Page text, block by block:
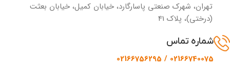
تهران، شهرک صنعتی پاسارگارد، خیابان کمیل، خیابان بعثت
(درختی)، پلاک 41
شماره تماس
02166740075 / 02166756295